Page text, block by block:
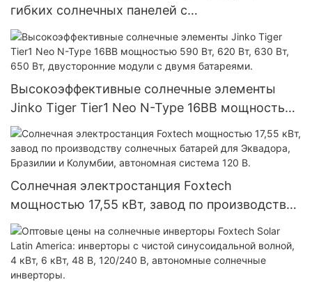
гибких солнечных панелей с
микроинвертором и балконными системами,
Китай.
Высокоэффективные солнечные элементы
Jinko Tiger Tier1 Neo N-Type 16BB мощностью
590 Вт, 620 Вт, 630 Вт, 650 Вт, двусторонние
модули с двумя батареями.
Солнечная электростанция Foxtech
мощностью 17,55 кВт, завод по производству
солнечных батарей для Эквадора, Бразилии и
Колумбии, автономная система 120 В.